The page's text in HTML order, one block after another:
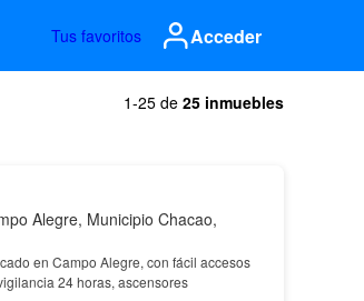
Tus favoritos Acceder
1-25 de 25 inmuebles
Alegre, Municipio Chacao,
en Campo Alegre, con fácil accesos
24 horas, ascensores